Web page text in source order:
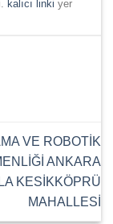
kalıcı linki yer
VE ROBOTİK
ANKARA
KESİKKÖPRÜ
MAHALLESİ